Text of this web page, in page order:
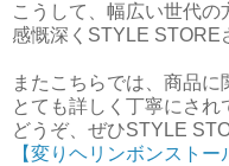
こうして、幅広い世代の
感慨深くSTYLE STORE
またこちらでは、商品に
とても詳しく丁寧にされ
どうぞ、ぜひSTYLE
【変りヘリンボンストー